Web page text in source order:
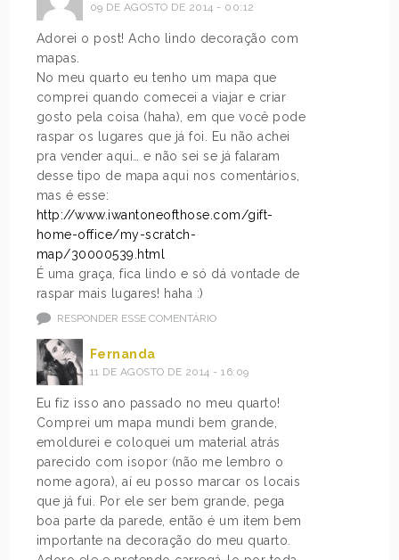
09 DE AGOSTO DE 2014 - 00:12
Adorei o post! Acho lindo decoração com
mapas.
No meu quarto eu tenho um mapa que
comprei quando comecei a viajar e criar
gosto pela coisa (haha), em que você pode
raspar os lugares que já foi. Eu não achei
pra vender aqui… e não sei se já falaram
desse tipo de mapa aqui nos comentários,
mas é esse:
http://www.iwantoneofthose.com/gift-
home-office/my-scratch-
map/30000539.html
É uma graça, fica lindo e só dá vontade de
raspar mais lugares! haha :)
RESPONDER ESSE COMENTÁRIO
Fernanda
11 DE AGOSTO DE 2014 - 16:09
Eu fiz isso ano passado no meu quarto!
Comprei um mapa mundi bem grande,
emoldurei e coloquei um material atrás
parecido com isopor (não me lembro o
nome agora), aí eu posso marcar os locais
que já fui. Por ele ser bem grande, pega
boa parte da parede, então é um item bem
importante na decoração do meu quarto.